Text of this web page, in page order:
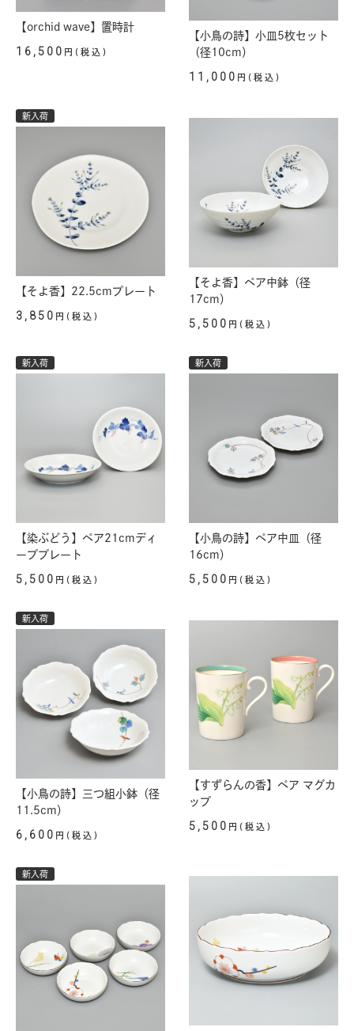
【orchid wave】置時計
16,500 円(税込)
【小鳥の詩】小皿5枚セット
（径10cm）
11,000 円(税込)
新入荷
【そよ香】22.5cmプレート
3,850 円(税込)
【そよ香】ペア中鉢（径
17cm）
5,500 円(税込)
新入荷
【染ぶどう】ペア21cmディ
ーププレート
5,500 円(税込)
新入荷
【小鳥の詩】ペア中皿（径
16cm）
5,500 円(税込)
新入荷
【小鳥の詩】三つ組小鉢（径
11.5cm）
6,600 円(税込)
【すずらんの香】ペア マグカ
ップ
5,500 円(税込)
新入荷